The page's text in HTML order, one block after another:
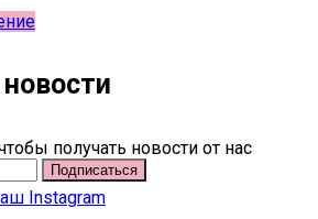
получать новости от нас
Instagram